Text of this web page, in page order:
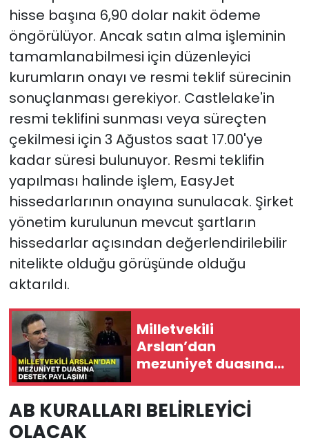
hisse başına 6,90 dolar nakit ödeme
öngörülüyor. Ancak satın alma işleminin
tamamlanabilmesi için düzenleyici
kurumların onayı ve resmi teklif sürecinin
sonuçlanması gerekiyor. Castlelake'in
resmi teklifini sunması veya süreçten
çekilmesi için 3 Ağustos saat 17.00'ye
kadar süresi bulunuyor. Resmi teklifin
yapılması halinde işlem, EasyJet
hissedarlarının onayına sunulacak. Şirket
yönetim kurulunun mevcut şartların
hissedarlar açısından değerlendirilebilir
nitelikte olduğu görüşünde olduğu
aktarıldı.
Milletvekili
Arslan’dan
mezuniyet duasına
destek paylaşımı
AB KURALLARI BELİRLEYİCİ
OLACAK